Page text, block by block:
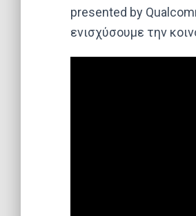
presented by
ενισχύσουμε την